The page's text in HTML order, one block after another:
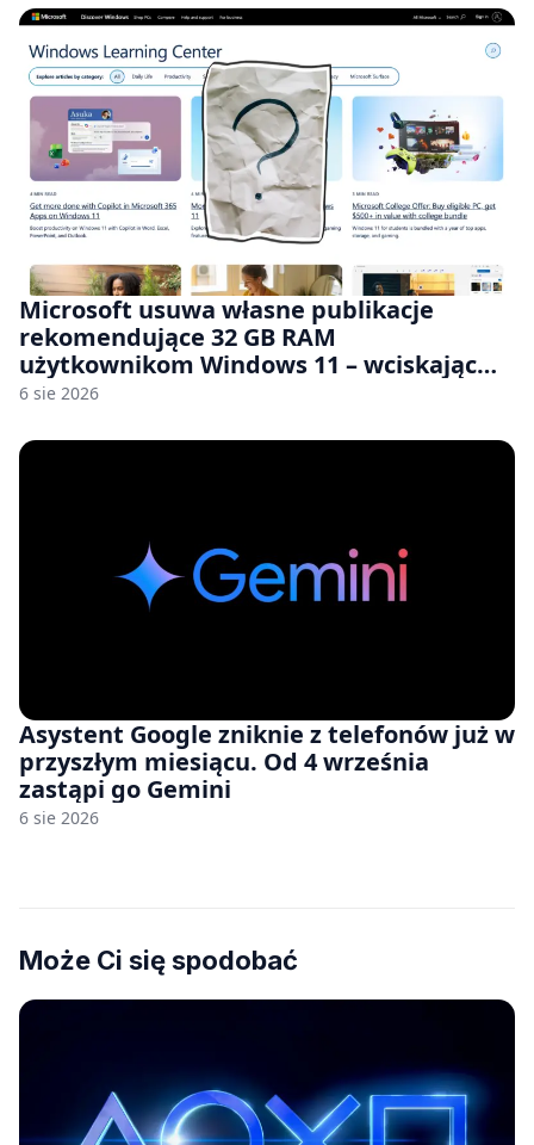
Microsoft usuwa własne publikacje
rekomendujące 32 GB RAM
użytkownikom Windows 11 – wciskając
nam przy tym komputery z 8 GB RAM po
6 sie 2026
Asystent Google zniknie z telefonów już w
przyszłym miesiącu. Od 4 września
zastąpi go Gemini
6 sie 2026
Może Ci się spodobać